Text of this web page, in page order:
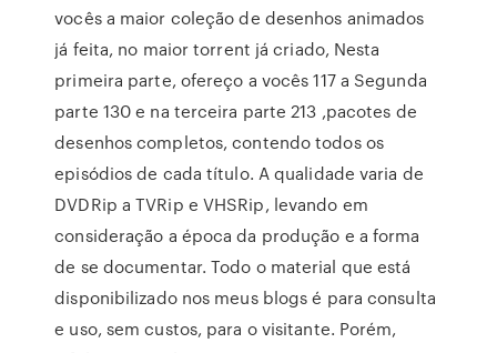
vocês a maior coleção de desenhos animados
já feita, no maior torrent já criado, Nesta
primeira parte, ofereço a vocês 117 a Segunda
parte 130 e na terceira parte 213 ,pacotes de
desenhos completos, contendo todos os
episódios de cada título. A qualidade varia de
DVDRip a TVRip e VHSRip, levando em
consideração a época da produção e a forma
de se documentar. Todo o material que está
disponibilizado nos meus blogs é para consulta
e uso, sem custos, para o visitante. Porém,